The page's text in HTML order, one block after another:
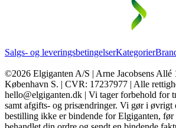
Salgs- og leveringsbetingelserKategorier
©2026 Elgiganten A/S | Arne Jacobsens Allé
København S. | CVR: 17237977 | Alle
hello@elgiganten.dk | Vi tager forbehold for
samt afgifts- og prisændringer. Vi gør i øvrigt
bestilling ikke er bindende for Elgiganten, før